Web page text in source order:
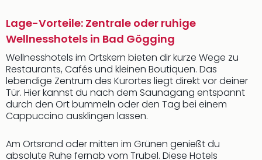
Lage-Vorteile: Zentrale oder ruhige
Wellnesshotels in Bad Gögging
Wellnesshotels im Ortskern bieten dir kurze Wege zu
Restaurants, Cafés und kleinen Boutiquen. Das
lebendige Zentrum des Kurortes liegt direkt vor deiner
Tür. Hier kannst du nach dem Saunagang entspannt
durch den Ort bummeln oder den Tag bei einem
Cappuccino ausklingen lassen.
Am Ortsrand oder mitten im Grünen genießt du
absolute Ruhe fernab vom Trubel. Diese Hotels